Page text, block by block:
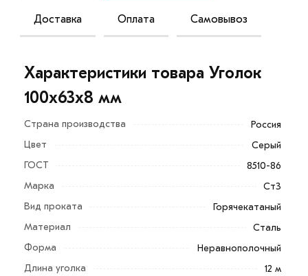
Доставка Оплата Самовывоз
Характеристики товара Уголок
100х63х8 мм
Страна производства
Россия
Цвет
Серый
ГОСТ
8510-86
Марка
Ст3
Вид проката
Горячекатаный
Материал
Сталь
Форма
Неравнополочный
Длина уголка
12 м